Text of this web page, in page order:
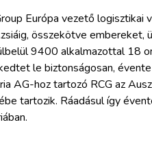
Európa vezető logisztikai
összekötve embereket,
9400 alkalmazottal 18
le biztonságosan,
AG-hoz tartozó RCG az
tartozik. Ráadásul így